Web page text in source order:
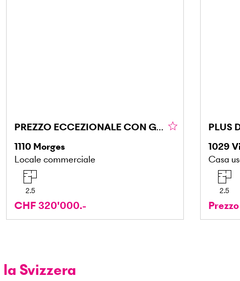
PREZZO ECCEZIONALE CON GRANDE POTENZIALE
1110 Morges
Locale commerciale
2.5
CHF 320'000.-
PLUS
1029
Casa
2.5
Svizzera